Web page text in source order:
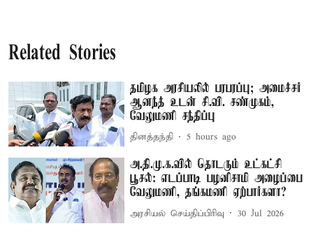
Related Stories
தமிழக அரசியலில் பரபரப்பு; அமைச்சர்
ஆனந்த் உடன் சி.வி. சண்முகம்,
வேலுமணி சந்திப்பு
தினத்தந்தி 5 hours ago
அ.தி.மு.க.வில் தொடரும் உட்கட்சி
பூசல்: எடப்பாடி பழனிசாமி அழைப்பை
வேலுமணி, தங்கமணி ஏற்பார்களா?
அரசியல் செய்திப்பிரிவு 30 Jul 2026